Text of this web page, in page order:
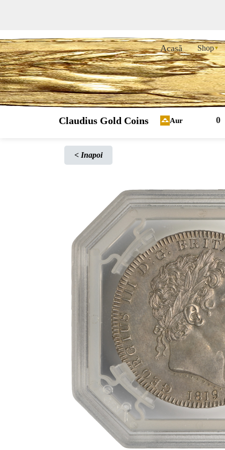
Claudius Gold Coins
Acasă Shop▼
Aur 0
<Inapoi